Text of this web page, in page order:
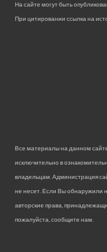
На сайте могут быть
При цитировании ссылка на
Все материалы на данном
исключительно в
владельцам. Администрация
не несет. Если Вы обнаружили
авторские права,
пожалуйста, сообщите нам.